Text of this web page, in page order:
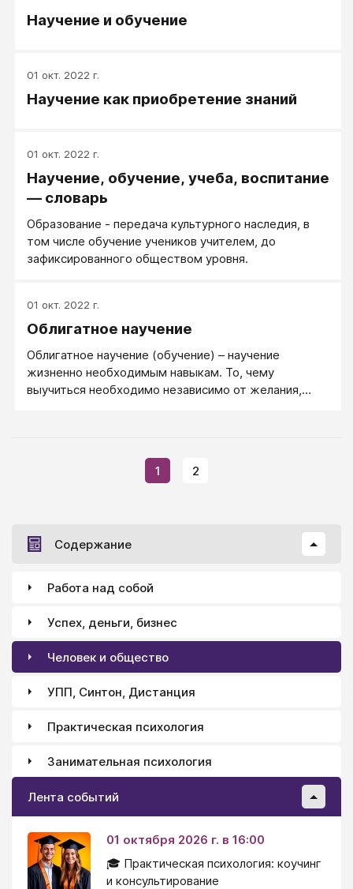
умений и навыков, когда это происходит само
выученное поведение. Научение - одно из основных
Научение и обучение
01 окт. 2022 г.
Научение как приобретение знаний
01 окт. 2022 г.
Научение, обучение, учеба, воспитание
— словарь
Образование - передача культурного наследия, в
том числе обучение учеников учителем, до
зафиксированного обществом уровня.
01 окт. 2022 г.
Облигатное научение
Облигатное научение (обучение) – научение
жизненно необходимым навыкам. То, чему
выучиться необходимо независимо от желания,
1 2
Содержание
Работа над собой
Успех, деньги, бизнес
Человек и общество
УПП, Синтон, Дистанция
Практическая психология
Занимательная психология
Лента событий
01 октября 2026 г. в 16:00
🎓 Практическая психология: коучинг
и консультирование